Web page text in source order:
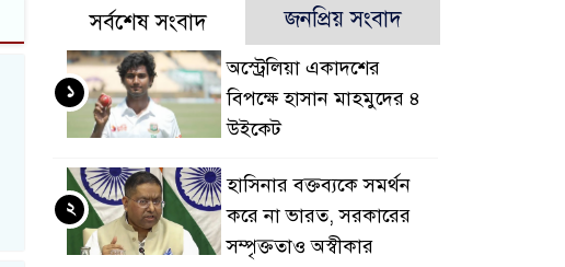
সর্বশেষ সংবাদ জনপ্রিয় সংবাদ
অস্ট্রেলিয়া একাদশের
বিপক্ষে হাসান মাহমুদের ৪
উইকেট
১
হাসিনার বক্তব্যকে সমর্থন
করে না ভারত, সরকারের
সম্পৃক্ততাও অস্বীকার
২